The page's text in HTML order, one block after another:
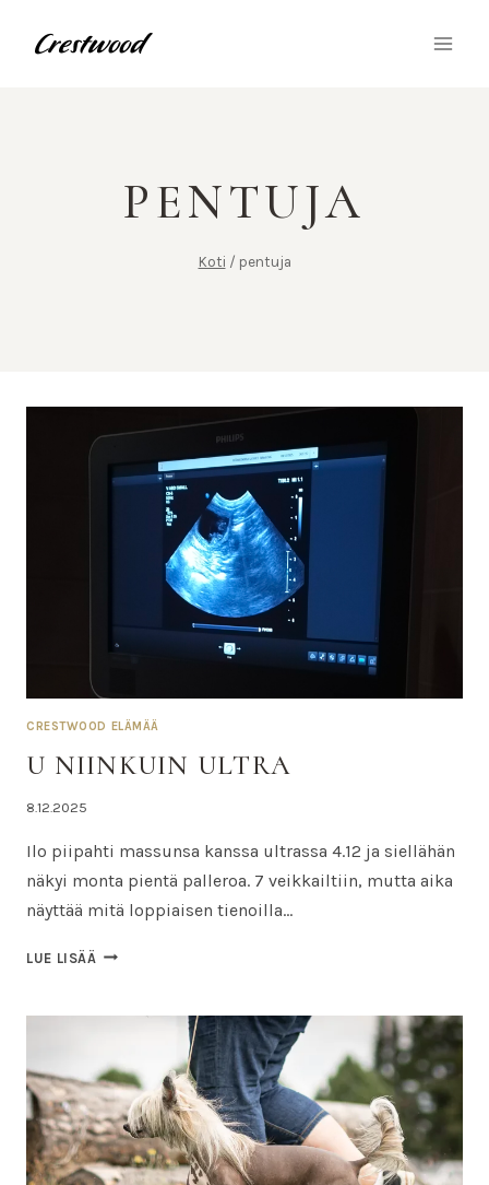
sisältöön
PENTUJA
Koti / pentuja
CRESTWOOD ELÄMÄÄ
U NIINKUIN ULTRA
Tekijä
8.12.2025
Ilo piipahti massunsa kanssa ultrassa 4.12 ja siellähän
näkyi monta pientä palleroa. 7 veikkailtiin, mutta aika
näyttää mitä loppiaisen tienoilla…
LUE LISÄÄ U